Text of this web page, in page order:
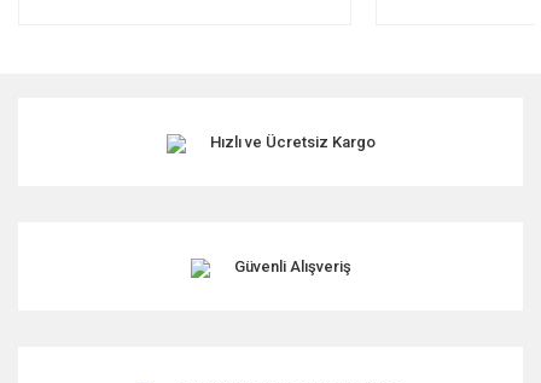
Hızlı ve Ücretsiz Kargo
Güvenli Alışveriş